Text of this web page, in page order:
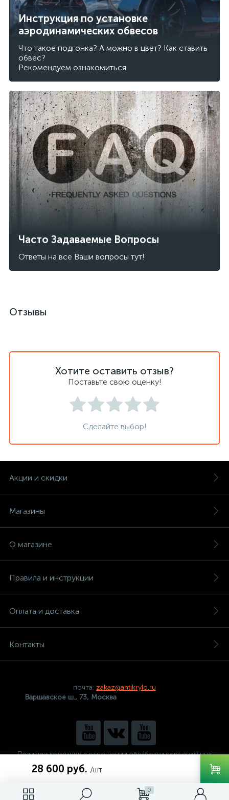
0
28 600 руб. /шт
Инструкция по установке
аэродинамических обвесов
Что такое подгонка? А можно в цвет? Как ставить
обвес?
Рекомендуем ознакомиться
Часто Задаваемые Вопросы
Ответы на все Ваши вопросы тут!
Отзывы
Хотите оставить отзыв?
Поставьте свою оценку!
Сделайте выбор!
Акции и скидки
Магазины
О магазине
Правила и инструкции
Оплата и доставка
Контакты
почта: zakaz@antikrylo.ru
Варшавское ш., 73, Москва
Политика компании в отношении обработки персональных